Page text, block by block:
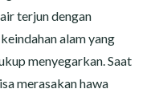
terjun dengan
alam yang
menyegarkan. Saat
merasakan hawa